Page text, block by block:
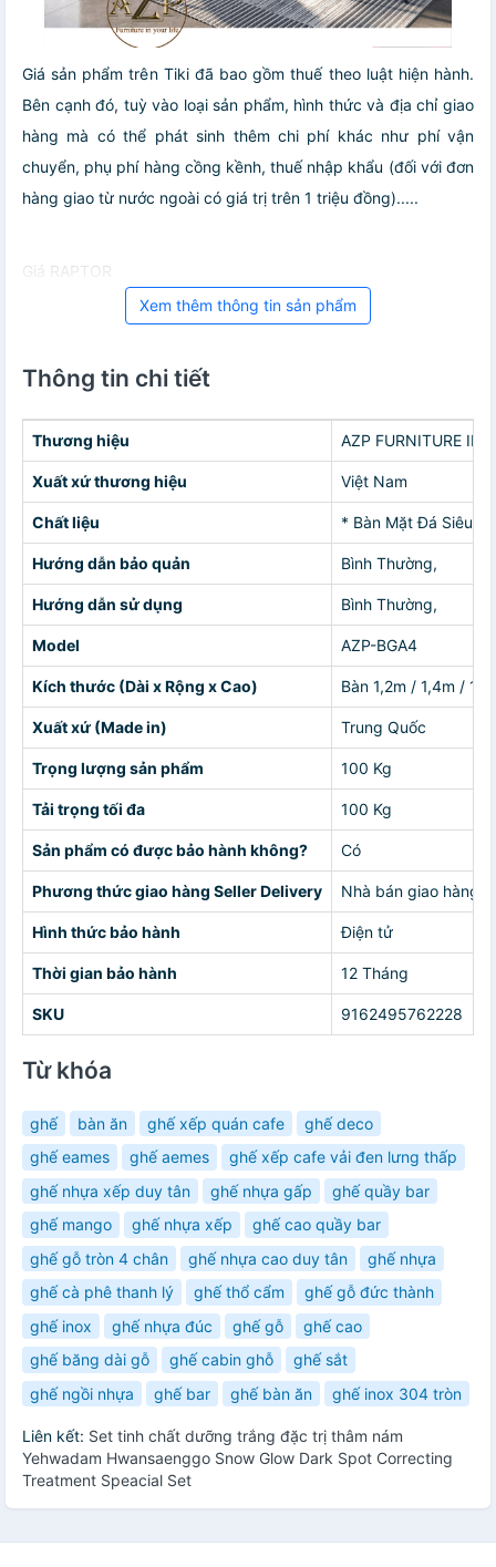
Giá sản phẩm trên Tiki đã bao gồm thuế theo luật hiện hành.
Bên cạnh đó, tuỳ vào loại sản phẩm, hình thức và địa chỉ giao
hàng mà có thể phát sinh thêm chi phí khác như phí vận
chuyển, phụ phí hàng cồng kềnh, thuế nhập khẩu (đối với đơn
hàng giao từ nước ngoài có giá trị trên 1 triệu đồng).....
Giá RAPTOR
Xem thêm thông tin sản phẩm
Thông tin chi tiết
Thương hiệu AZP FURNITURE IN
Xuất xứ thương hiệu Việt Nam
Chất liệu * Bàn Mặt Đá Siêu
Hướng dẫn bảo quản Bình Thường,
Hướng dẫn sử dụng Bình Thường,
Model AZP-BGA4
Kích thước (Dài x Rộng x Cao) Bàn 1,2m / 1,4m /
Xuất xứ (Made in) Trung Quốc
Trọng lượng sản phẩm 100 Kg
Tải trọng tối đa 100 Kg
Sản phẩm có được bảo hành không? Có
Phương thức giao hàng Seller Delivery Nhà bán giao hàng
Hình thức bảo hành Điện tử
Thời gian bảo hành 12 Tháng
SKU 9162495762228
Từ khóa
ghế bàn ăn ghế xếp quán cafe
ghế deco
ghế eames
ghế aemes
ghế xếp cafe vải đen lưng thấp
ghế nhựa xếp duy tân
ghế nhựa gấp
ghế quầy bar
ghế mango
ghế nhựa xếp
ghế cao quầy bar
ghế gỗ tròn 4 chân
ghế nhựa cao duy tân
ghế nhựa
ghế cà phê thanh lý
ghế thổ cẩm
ghế gỗ đức thành
ghế inox
ghế nhựa đúc ghế gỗ
ghế cao
ghế băng dài gỗ
ghế cabin ghỗ
ghế sắt
ghế ngồi nhựa
ghế bar ghế bàn ăn ghế inox 304 tròn
Liên kết: Set tinh chất dưỡng trắng đặc trị thâm nám
Yehwadam Hwansaenggo Snow Glow Dark Spot Correcting
Treatment Speacial Set